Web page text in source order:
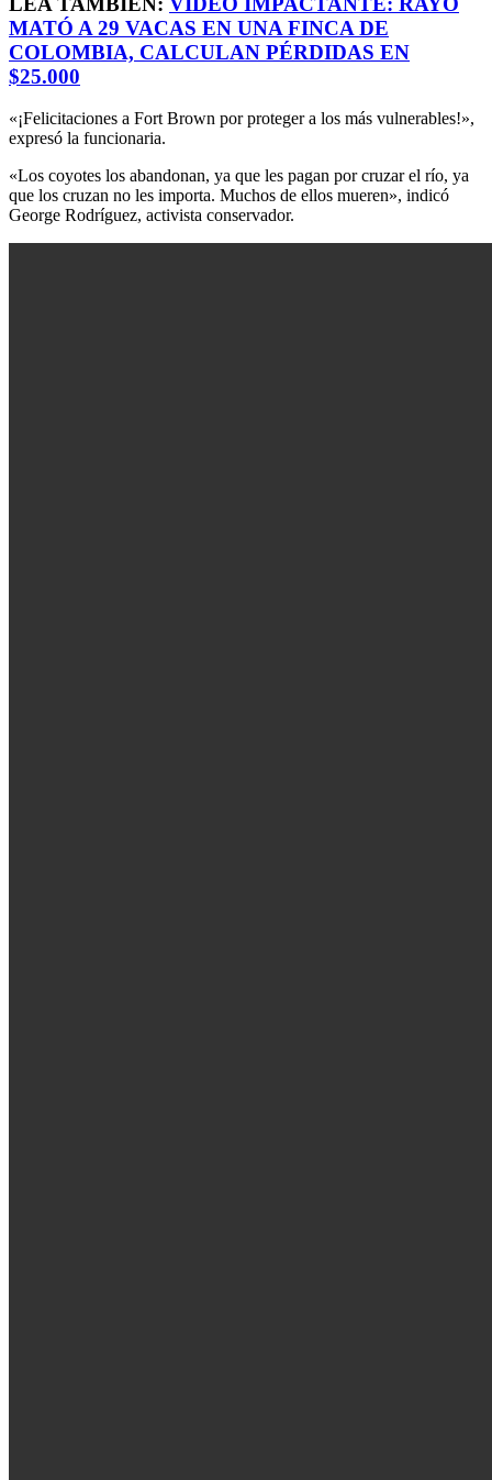
MATÓ A 29 VACAS EN UNA FINCA DE
COLOMBIA, CALCULAN PÉRDIDAS EN
$25.000
«¡Felicitaciones a Fort Brown por proteger a los más vulnerables!»,
expresó la funcionaria.
«Los coyotes los abandonan, ya que les pagan por cruzar el río, ya
que los cruzan no les importa. Muchos de ellos mueren», indicó
George Rodríguez, activista conservador.